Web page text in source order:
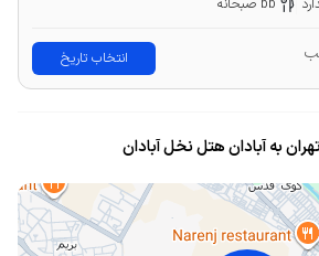
bb صبحانه
انتخاب تاریخ
به آبادان هتل نخل آبادان